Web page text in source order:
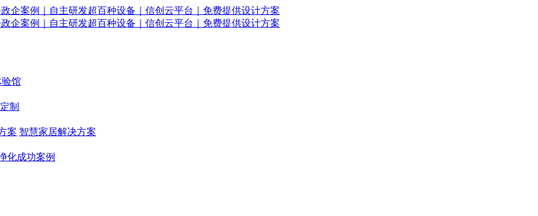
馆
制
案 智慧家居解决方案
化成功案例